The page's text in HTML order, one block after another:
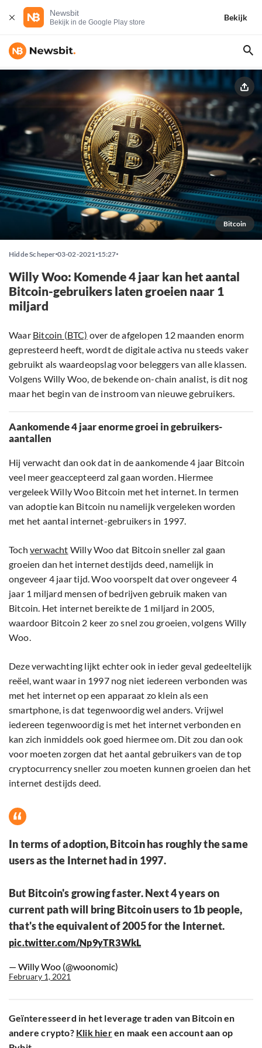
Newsbit
Bekijk in de Google Play store
Bekijk
Bitcoin
Hidde Scheper 03-02-2021 15:27
Willy Woo: Komende 4 jaar kan het aantal
Bitcoin-gebruikers laten groeien naar 1
miljard
Waar Bitcoin (BTC) over de afgelopen 12 maanden enorm
gepresteerd heeft, wordt de digitale activa nu steeds vaker
gebruikt als waardeopslag voor beleggers van alle klassen.
Volgens Willy Woo, de bekende on-chain analist, is dit nog
maar het begin van de instroom van nieuwe gebruikers.
Aankomende 4 jaar enorme groei in gebruikers-
aantallen
Hij verwacht dan ook dat in de aankomende 4 jaar Bitcoin
veel meer geaccepteerd zal gaan worden. Hiermee
vergeleek Willy Woo Bitcoin met het internet. In termen
van adoptie kan Bitcoin nu namelijk vergeleken worden
met het aantal internet-gebruikers in 1997.
Toch verwacht Willy Woo dat Bitcoin sneller zal gaan
groeien dan het internet destijds deed, namelijk in
ongeveer 4 jaar tijd. Woo voorspelt dat over ongeveer 4
jaar 1 miljard mensen of bedrijven gebruik maken van
Bitcoin. Het internet bereikte de 1 miljard in 2005,
waardoor Bitcoin 2 keer zo snel zou groeien, volgens Willy
Woo.
Deze verwachting lijkt echter ook in ieder geval gedeeltelijk
reëel, want waar in 1997 nog niet iedereen verbonden was
met het internet op een apparaat zo klein als een
smartphone, is dat tegenwoordig wel anders. Vrijwel
iedereen tegenwoordig is met het internet verbonden en
kan zich inmiddels ook goed hiermee om. Dit zou dan ook
voor moeten zorgen dat het aantal gebruikers van de top
cryptocurrency sneller zou moeten kunnen groeien dan het
internet destijds deed.
In terms of adoption, Bitcoin has roughly the same
users as the Internet had in 1997.
But Bitcoin's growing faster. Next 4 years on
current path will bring Bitcoin users to 1b people,
that's the equivalent of 2005 for the Internet.
pic.twitter.com/Np9yTR3WkL
— Willy Woo (@woonomic)
February 1, 2021
Geïnteresseerd in het leverage traden van Bitcoin en
andere crypto? Klik hieren maak een account aan op